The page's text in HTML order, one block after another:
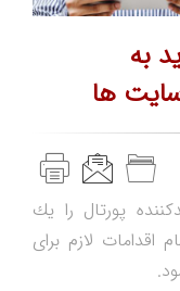
به
سايت ها
پورتال را يك
اقدامات لازم برای